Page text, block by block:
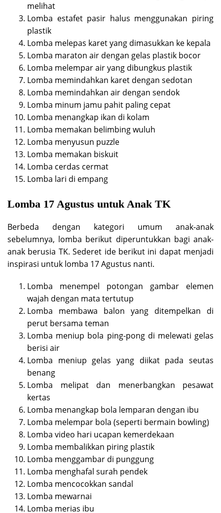
melihat
Lomba estafet pasir halus menggunakan piring
plastik
Lomba melepas karet yang dimasukkan ke kepala
Lomba maraton air dengan gelas plastik bocor
Lomba melempar air yang dibungkus plastik
Lomba memindahkan karet dengan sedotan
Lomba memindahkan air dengan sendok
Lomba minum jamu pahit paling cepat
Lomba menangkap ikan di kolam
Lomba memakan belimbing wuluh
Lomba menyusun puzzle
Lomba memakan biskuit
Lomba cerdas cermat
Lomba lari di empang
Lomba 17 Agustus untuk Anak TK
Berbeda dengan kategori umum anak-anak
sebelumnya, lomba berikut diperuntukkan bagi anak-
anak berusia TK. Sederet ide berikut ini dapat menjadi
inspirasi untuk lomba 17 Agustus nanti.
Lomba menempel potongan gambar elemen
wajah dengan mata tertutup
Lomba membawa balon yang ditempelkan di
perut bersama teman
Lomba meniup bola ping-pong di melewati gelas
berisi air
Lomba meniup gelas yang diikat pada seutas
benang
Lomba melipat dan menerbangkan pesawat
kertas
Lomba menangkap bola lemparan dengan ibu
Lomba melempar bola (seperti bermain bowling)
Lomba video hari ucapan kemerdekaan
Lomba membalikkan piring plastik
Lomba menggambar di punggung
Lomba menghafal surah pendek
Lomba mencocokkan sandal
Lomba mewarnai
Lomba merias ibu